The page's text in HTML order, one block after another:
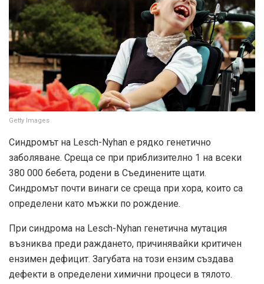
Getty Images
Синдромът на Lesch-Nyhan е рядко генетично
заболяване. Среща се при приблизително 1 на всеки
380 000 бебета, родени в Съединените щати.
Синдромът почти винаги се среща при хора, които са
определени като мъжки по рождение.
При синдрома на Lesch-Nyhan генетична мутация
възниква преди раждането, причинявайки критичен
ензимен дефицит. Загубата на този ензим създава
дефекти в определени химични процеси в тялото.